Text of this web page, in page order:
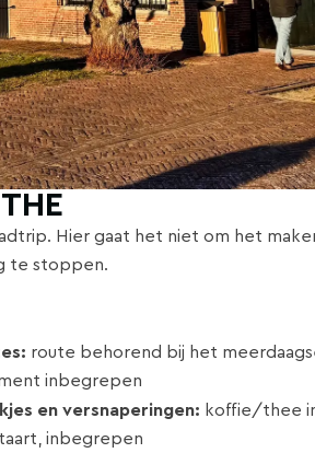
Hier gaat het niet om het
te stoppen.
route behorend bij het
inbegrepen
en versnaperingen: koffie/thee
inbegrepen